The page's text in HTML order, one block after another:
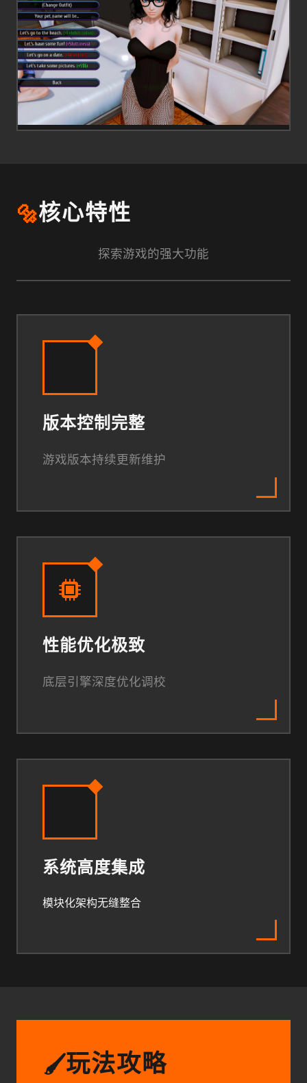
🔩核心特性
探索游戏的强大功能
版本控制完整
游戏版本持续更新维护
性能优化极致
底层引擎深度优化调校
系统高度集成
模块化架构无缝整合
🖌️玩法攻略